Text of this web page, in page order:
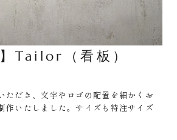
Tailor（看板）
ただき、文字やロゴの配置を細かくお
作いたしました。サイズも特注サイズ